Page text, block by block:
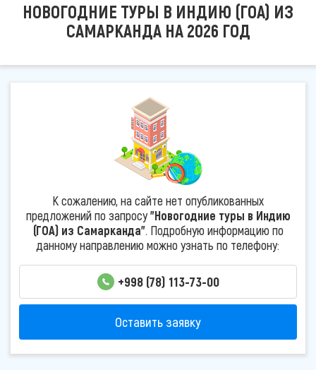
НОВОГОДНИЕ ТУРЫ В ИНДИЮ (ГОА) ИЗ
САМАРКАНДА НА 2026 ГОД
К сожалению, на сайте нет опубликованных
предложений по запросу"Новогодние туры в Индию
(ГОА) из Самарканда". Подробную информацию по
данному направлению можно узнать по телефону:
+998 (78) 113-73-00
Оставить заявку